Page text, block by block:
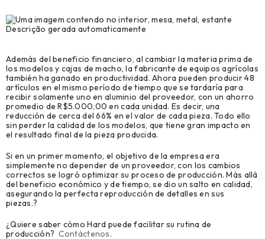
Además del beneficio financiero, al cambiar la materia prima de
los modelos y cajas de macho, la fabricante de equipos agrícolas
también ha ganado en productividad. Ahora pueden producir 48
artículos en el mismo período de tiempo que se tardaría para
recibir solamente uno en aluminio del proveedor, con un ahorro
promedio de R$5.000,00 en cada unidad. Es decir, una
reducción de cerca del 66% en el valor de cada pieza. Todo ello
sin perder la calidad de los modelos, que tiene gran impacto en
el resultado final de la pieza producida.
Si en un primer momento, el objetivo de la empresa era
simplemente no depender de un proveedor, con los cambios
correctos se logró optimizar su proceso de producción. Más allá
del beneficio económico y de tiempo, se dio un salto en calidad,
asegurando la perfecta reproducción de detalles en sus
piezas.?
¿Quiere saber cómo Hard puede facilitar su rutina de
producción? Contáctenos.